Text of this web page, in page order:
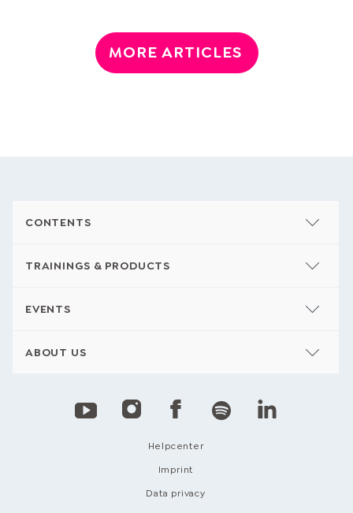
MORE ARTICLES
CONTENTS
TRAININGS & PRODUCTS
EVENTS
ABOUT US
Helpcenter
Imprint
Data privacy